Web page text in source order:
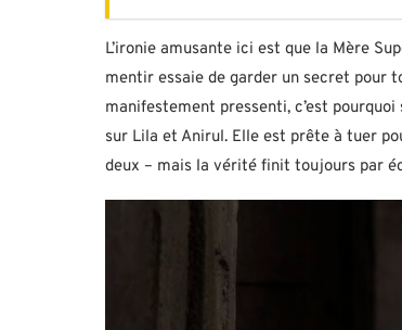
L’ironie amusante ici est que la Mère
mentir essaie de garder un secret pour
manifestement pressenti, c’est
sur Lila et Anirul. Elle est prête à tuer
deux – mais la vérité finit toujours par